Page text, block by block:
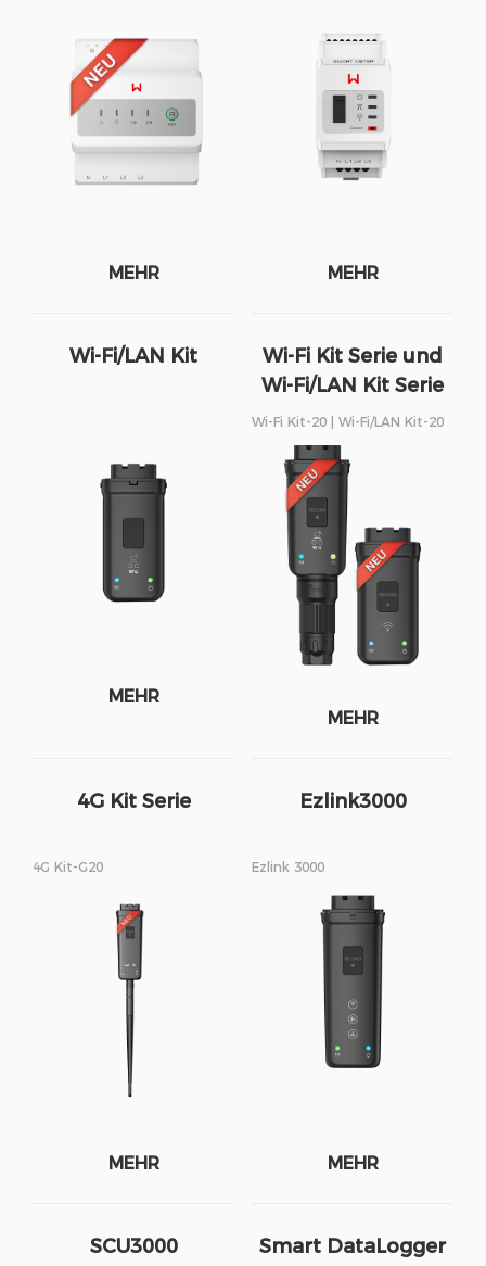
MEHR MEHR
Wi-Fi/LAN Kit
MEHR
Wi-Fi Kit Serie und
Wi-Fi/LAN Kit Serie
Wi-Fi Kit-20 | Wi-Fi/LAN Kit-20
MEHR
4G Kit Serie
4G Kit-G20
MEHR
Ezlink3000
Ezlink 3000
MEHR
SCU3000 Smart DataLogger